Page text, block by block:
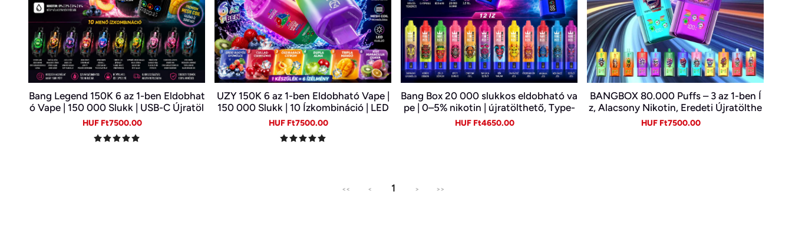
Bang Legend 150K 6 az 1-ben Eldobhat
ó Vape | 150 000 Slukk | USB-C Újratöl
thető E-cigi | 6 Íz Egy Készülékben
Sale
HUF Ft7500.00
UZY 150K 6 az 1-ben Eldobható Vape |
150 000 Slukk | 10 Ízkombináció | LED
Kijelző | Type-C Újratölthető E-cigi
Sale
HUF Ft7500.00
Bang Box 20 000 slukkos eldobható va
pe | 0–5% nikotin | újratölthető, Type-
C
Sale
HUF Ft4650.00
BANGBOX 80.000 Puffs – 3 az 1-ben Í
z, Alacsony Nikotin, Eredeti Újratölthe
tő Eldobható Vape Nagykereskedelem
Sale
HUF Ft7500.00
<< < 1 > >>